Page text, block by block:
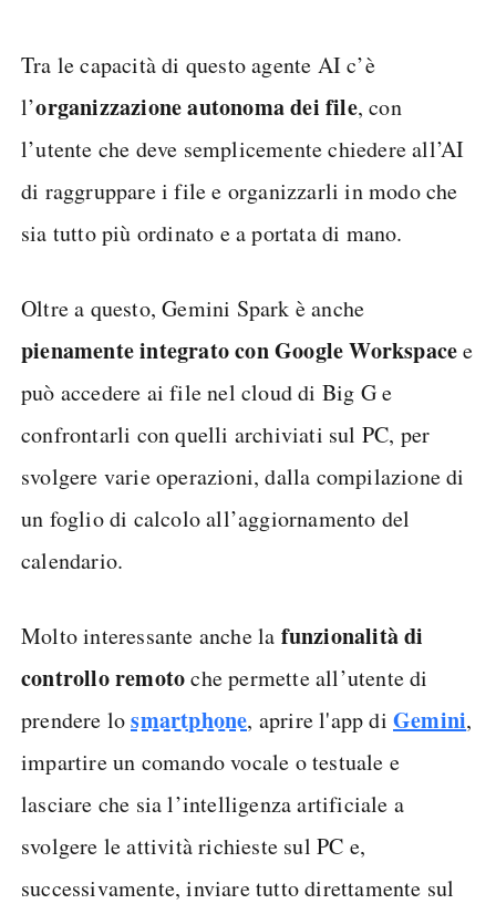
Tra le capacità di questo agente AI c’è
l’organizzazione autonoma dei file, con
l’utente che deve semplicemente chiedere all’AI
di raggruppare i file e organizzarli in modo che
sia tutto più ordinato e a portata di mano.
Oltre a questo, Gemini Spark è anche
pienamente integrato con Google Workspacee
può accedere ai file nel cloud di Big G e
confrontarli con quelli archiviati sul PC, per
svolgere varie operazioni, dalla compilazione di
un foglio di calcolo all’aggiornamento del
calendario.
Molto interessante anche la funzionalità di
controllo remotoche permette all’utente di
prendere losmartphone, aprire l'app diGemini,
impartire un comando vocale o testuale e
lasciare che sia l’intelligenza artificiale a
svolgere le attività richieste sul PC e,
successivamente, inviare tutto direttamente sul